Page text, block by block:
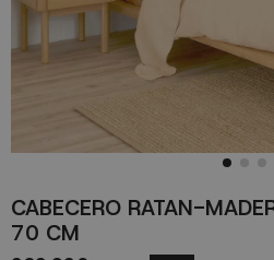
CABECERO RATAN-
70 CM